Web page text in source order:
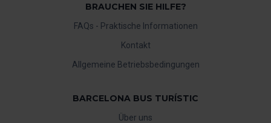
BRAUCHEN SIE HILFE?
FAQs - Praktische Informationen
Kontakt
Allgemeine Betriebsbedingungen
BARCELONA BUS TURÍSTIC
Über uns